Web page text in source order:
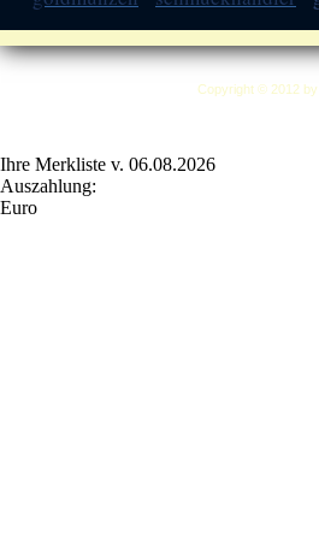
Copyright © 2012
Ihre Merkliste v. 06.08.2026
Auszahlung:
Euro